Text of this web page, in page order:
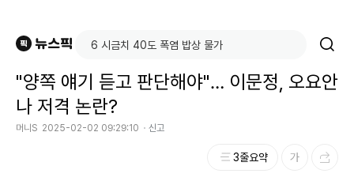
"양쪽 얘기 듣고 판단해야"… 이문정, 오요안
나 저격 논란?
머니S 2025-02-02 09:29:10 신고
3줄요약